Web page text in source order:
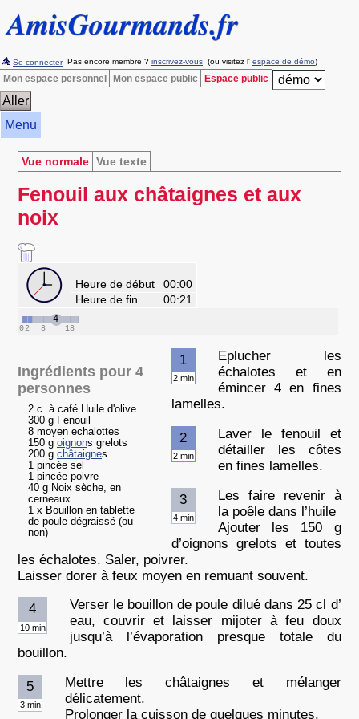
Se connecter Pas encore membre ? inscrivez-vous (ou visitez l' espace de démo)
Mon espace personnel Mon espace public Espace public
Menu
Vue normale Vue texte
Fenouil aux châtaignes et aux
noix
Heure de début
00:00
Heure de fin
00:21
Ingrédients pour 4
personnes
2 c. à café Huile d'olive
300 g Fenouil
8 moyen echalottes
150 g oignons grelots
200 g châtaignes
1 pincée sel
1 pincée poivre
40 g Noix sèche, en
cerneaux
1 x Bouillon en tablette
de poule dégraissé (ou
non)
1
2 min
Eplucher les
échalotes et en
émincer 4 en fines
lamelles.
2
2 min
Laver le fenouil et
détailler les côtes
en fines lamelles.
3
4 min
Les faire revenir à
la poêle dans l’huile
Ajouter les 150 g
d’oignons grelots et toutes
les échalotes. Saler, poivrer.
Laisser dorer à feux moyen en remuant souvent.
4
10 min
Verser le bouillon de poule dilué dans 25 cl d’
eau, couvrir et laisser mijoter à feu doux
jusqu’à l’évaporation presque totale du
bouillon.
5
3 min
Mettre les châtaignes et mélanger
délicatement.
Prolonger la cuisson de quelques minutes.